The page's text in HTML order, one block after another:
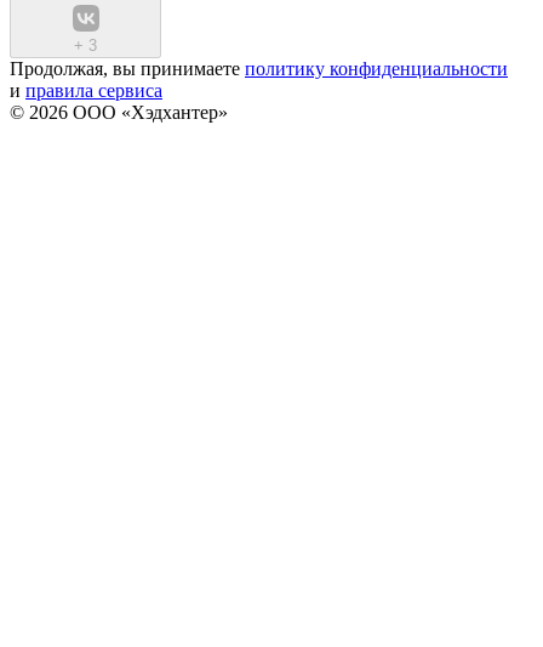
+ 3
Продолжая, вы принимаете политику конфиденциальности
и правила сервиса
© 2026 ООО «Хэдхантер»